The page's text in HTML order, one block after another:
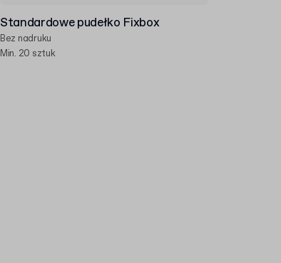
Standardowe pudełko Fixbox
Bez nadruku
Min. 20 sztuk